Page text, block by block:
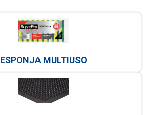
ESPONJA MULTIUSO